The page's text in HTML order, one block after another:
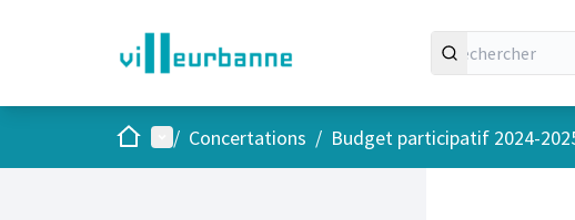
AccueilMenu principal
/ Concertations / Budget participatif 2024-